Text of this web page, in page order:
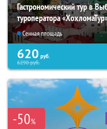
Гастрономический тур в
туроператора
Сенная площадь
620 руб.
6290руб.
-50%